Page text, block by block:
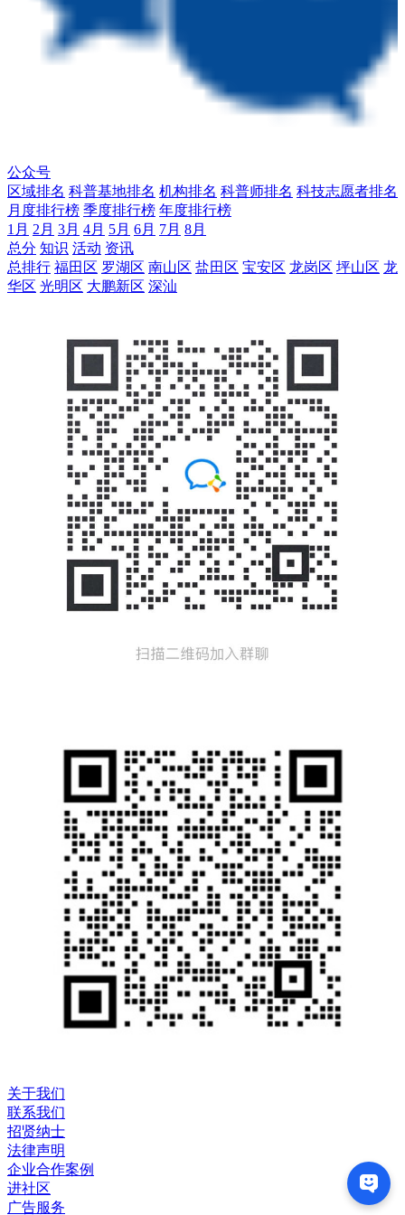
公众号
区域排名 科普基地排名 机构排名 科普师排名 科技志愿者排名
月度排行榜 季度排行榜 年度排行榜
1月 2月 3月 4月 5月 6月 7月 8月
总分 知识 活动 资讯
总排行 福田区 罗湖区 南山区 盐田区 宝安区 龙岗区 坪山区 龙
华区 光明区 大鹏新区 深汕
关于我们
联系我们
招贤纳士
法律声明
企业合作案例
进社区
广告服务